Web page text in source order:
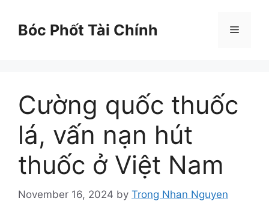
contentBóc Phốt Tài Chính Menu
Cường quốc thuốc
lá, vấn nạn hút
thuốc ở Việt Nam
November 16, 2024 by Trong Nhan Nguyen